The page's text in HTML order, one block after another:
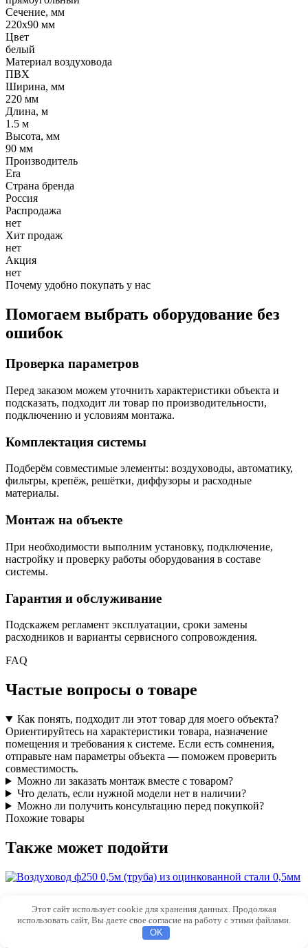
Сечение, мм
220x90 мм
Цвет
белый
Материал воздуховода
ПВХ
Ширина, мм
220 мм
Длина, м
1.5 м
Высота, мм
90 мм
Производитель
Era
Страна бренда
Россия
Распродажа
нет
Хит продаж
нет
Акция
нет
Почему удобно покупать у нас
Помогаем выбрать оборудование без
ошибок
Проверка параметров
Перед заказом можем уточнить характеристики объекта и
подсказать, подходит ли товар по производительности,
подключению и условиям монтажа.
Комплектация системы
Подберём совместимые элементы: воздуховоды, автоматику,
фильтры, крепёж, решётки, диффузоры и расходные
материалы.
Монтаж на объекте
При необходимости выполним установку, подключение,
настройку и проверку работы оборудования в составе
системы.
Гарантия и обслуживание
Подскажем регламент эксплуатации, сроки замены
расходников и варианты сервисного сопровождения.
FAQ
Частые вопросы о товаре
Как понять, подходит ли этот товар для моего объекта?
Ориентируйтесь на характеристики товара, назначение
помещения и требования к системе. Если есть сомнения,
отправьте нам параметры объекта — поможем проверить
совместимость.
Можно ли заказать монтаж вместе с товаром?
Что делать, если нужной модели нет в наличии?
Можно ли получить консультацию перед покупкой?
Похожие товары
Также может подойти
Воздуховод ф250 0,5м (труба) из оцинкованной
стали 0,5мм
Этот сайт использует cookie для хранения данных. Продолжая
использовать сайт, Вы даете свое согласие на работу с этими файлами.
OK